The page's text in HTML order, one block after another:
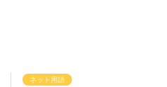
ネット用語